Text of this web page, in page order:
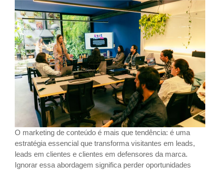
O marketing de conteúdo é mais que tendência: é uma
estratégia essencial que transforma visitantes em leads,
leads em clientes e clientes em defensores da marca.
Ignorar essa abordagem significa perder oportunidades